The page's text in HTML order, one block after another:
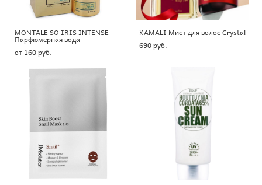
MONTALE SO IRIS INTENSE
Парфюмерная вода
от 160 pуб.
KAMALI Мист для волос Crystal
690 pуб.